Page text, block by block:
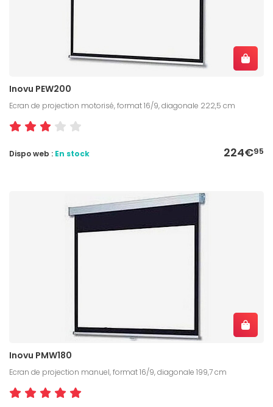
Inovu PEW200
Ecran de projection motorisé, format 16/9, diagonale 222,5 cm
224€95
Dispo web : En stock
Inovu PMW180
Ecran de projection manuel, format 16/9, diagonale 199,7 cm